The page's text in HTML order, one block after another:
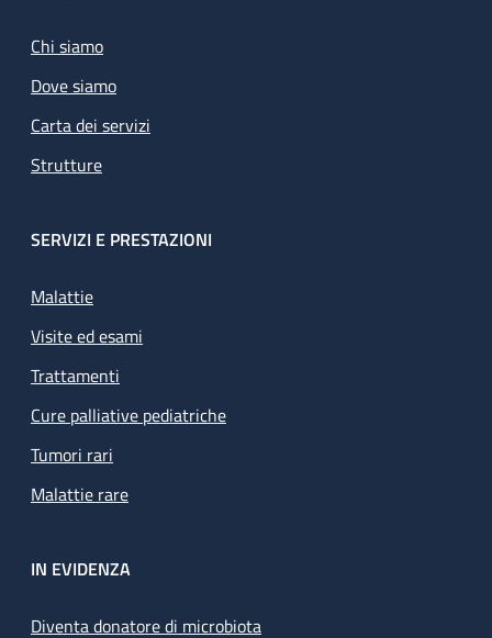
Chi siamo
Dove siamo
Carta dei servizi
Strutture
SERVIZI E PRESTAZIONI
Malattie
Visite ed esami
Trattamenti
Cure palliative pediatriche
Tumori rari
Malattie rare
IN EVIDENZA
Diventa donatore di microbiota